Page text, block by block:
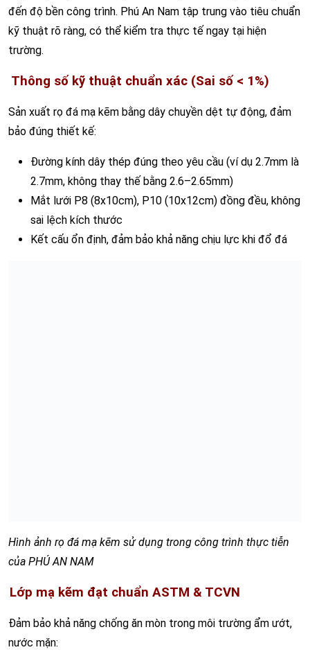
đến độ bền công trình. Phú An Nam tập trung vào tiêu chuẩn
kỹ thuật rõ ràng, có thể kiểm tra thực tế ngay tại hiện
trường.
Thông số kỹ thuật chuẩn xác (Sai số < 1%)
Sản xuất rọ đá mạ kẽm bằng dây chuyền dệt tự động, đảm
bảo đúng thiết kế:
Đường kính dây thép đúng theo yêu cầu (ví dụ 2.7mm là
2.7mm, không thay thế bằng 2.6–2.65mm)
Mắt lưới P8 (8x10cm), P10 (10x12cm) đồng đều, không
sai lệch kích thước
Kết cấu ổn định, đảm bảo khả năng chịu lực khi đổ đá
Hình ảnh rọ đá mạ kẽm sử dụng trong công trình thực tiễn
của PHÚ AN NAM
Lớp mạ kẽm đạt chuẩn ASTM & TCVN
Đảm bảo khả năng chống ăn mòn trong môi trường ẩm ướt,
nước mặn: